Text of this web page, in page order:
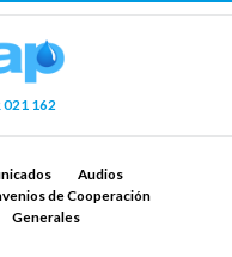
021 162
Audios
de Cooperación
Generales